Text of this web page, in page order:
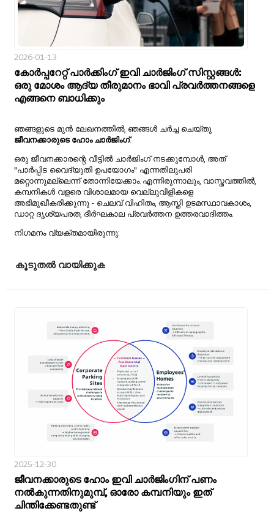
2026-01-13
കോർപ്പറേറ്റ് പാർക്കിംഗ് ഇവി ചാർജിംഗ് സിസ്റ്റങ്ങൾ:
ഒരു മോശം ആദ്യ തീരുമാനം ഭാവി പ്രവർത്തനങ്ങളെ
എങ്ങനെ ബാധിക്കും
ഞങ്ങളുടെ മുൻ ലേഖനത്തിൽ, ഞങ്ങൾ ചർച്ച ചെയ്തു
ജീവനക്കാരുടെ ഹോം ചാർജിംഗ്.
ഒരു ജീവനക്കാരന്റെ വീട്ടിൽ ചാർജിംഗ് നടക്കുമ്പോൾ, അത്
"പാർപ്പിട വൈദ്യുതി ഉപയോഗം" എന്നതിലുപരി
മറ്റൊന്നുമല്ലെന്ന് തോന്നിയേക്കാം. എന്നിരുന്നാലും, വാസ്തവത്തിൽ,
കമ്പനികൾ വളരെ വിശാലമായ വെല്ലുവിളികളെ
അഭിമുഖീകരിക്കുന്നു - ചെലവ് വിഹിതം, ആസ്തി ഉടമസ്ഥാവകാശം,
ഡാറ്റ ദൃശ്യപരത, ദീർഘകാല പ്രവർത്തന ഉത്തരവാദിത്തം.
നിഗമനം വ്യക്തമായിരുന്നു:
കൂടുതൽ വായിക്കുക
2025-12-30
ജീവനക്കാരുടെ ഹോം ഇവി ചാർജിംഗിന് പണം
നൽകുന്നതിനുമുമ്പ്, ഓരോ കമ്പനിയും ഇത്
ചിന്തിക്കേണ്ടതുണ്ട്